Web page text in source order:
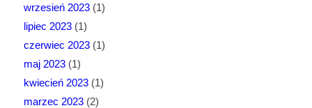
wrzesień 2023(1)
lipiec 2023(1)
czerwiec 2023(1)
maj 2023(1)
kwiecień 2023(1)
marzec 2023(2)